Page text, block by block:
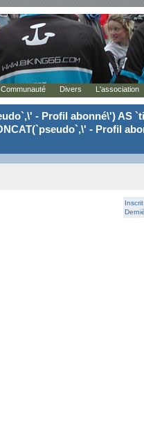
- Profil abonné\') AS
- Profil
Communauté Divers L'association